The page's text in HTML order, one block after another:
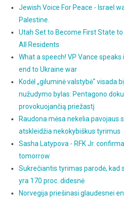
Jewish Voice For Peace - Israel
Palestine.
Utah Set to Become First State
All Residents
What a speech! VP Vance
end to Ukraine war
Kodėl „giluminė valstybė“ visada
nužudymo bylas: Pentagono
provokuojančią priežastį
Raudona mėsa nekelia pavojaus
atskleidžia nekokybiškus tyrimus
Sasha Latypova - RFK Jr.
tomorrow
Sukrečiantis tyrimas parodė, kad
yra 170 proc. didesnė
Norvegija priešinasi glaudesnei